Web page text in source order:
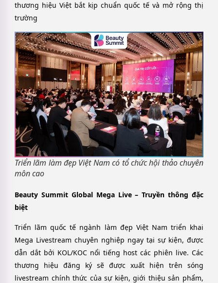
thương hiệu Việt bắt kịp chuẩn quốc tế và mở rộng thị
trường
Triển lãm làm đẹp Việt Nam có tổ chức hội thảo chuyên
môn cao
Beauty Summit Global Mega Live – Truyền thông đặc
biệt
Triển lãm quốc tế ngành làm đẹp Việt Nam triển khai
Mega Livestream chuyên nghiệp ngay tại sự kiện, được
dẫn dắt bởi KOL/KOC nổi tiếng host các phiên live. Các
thương hiệu đăng ký sẽ được xuất hiện trên sóng
livestream chính thức của sự kiện, giới thiệu sản phẩm,